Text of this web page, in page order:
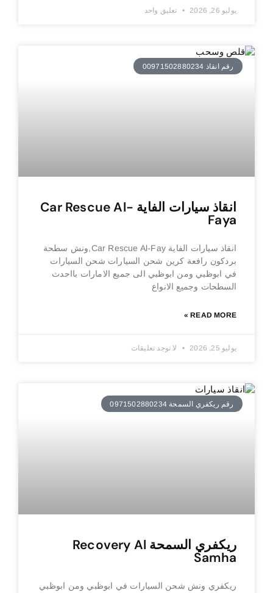
يوليو 26, 2026 تعليق واحد
رقم انقاذ 00971502880234
انقاذ سيارات الفاية Car Rescue Al-
Faya
انقاذ سيارات الفاية Car Rescue Al-Fay,ونش سطحة
بردكون رافعة كرين شحن السيارات شحن السيارات
في ابوظبي ومن ابوظبي الى جميع الامارات بااحدث
السطحات وجميع الانواع
READ MORE »
يوليو 25, 2026 لا توجد تعليقات
رقم ريكفري السمحة 0971502880234
ريكفري السمحة Recovery Al
Samha
ريكفري ونش شحن السيارات في ابوظبي ومن ابوظبي